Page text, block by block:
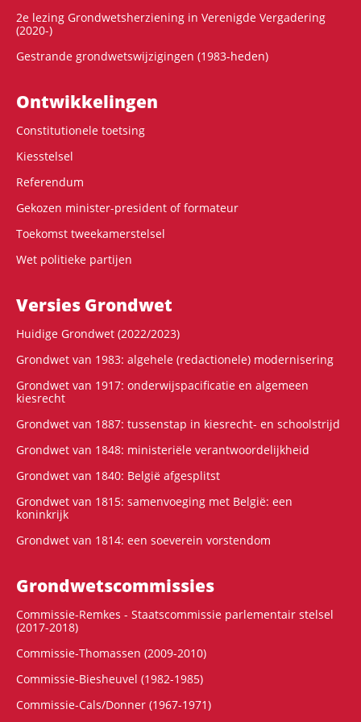
2e lezing Grondwetsherziening in Verenigde Vergadering
(2020-)
Gestrande grondwetswijzigingen (1983-heden)
Ontwikke­lingen
Constitutionele toetsing
Kiesstelsel
Referendum
Gekozen minister-president of formateur
Toekomst tweekamerstelsel
Wet politieke partijen
Versies Grondwet
Huidige Grondwet (2022/2023)
Grondwet van 1983: algehele (redactionele) modernisering
Grondwet van 1917: onderwijspacificatie en algemeen
kiesrecht
Grondwet van 1887: tussenstap in kiesrecht- en schoolstrijd
Grondwet van 1848: ministeriële verantwoordelijkheid
Grondwet van 1840: België afgesplitst
Grondwet van 1815: samenvoeging met België: een
koninkrijk
Grondwet van 1814: een soeverein vorstendom
Grondwets­commissies
Commissie-Remkes - Staatscommissie parlementair stelsel
(2017-2018)
Commissie-Thomassen (2009-2010)
Commissie-Biesheuvel (1982-1985)
Commissie-Cals/Donner (1967-1971)